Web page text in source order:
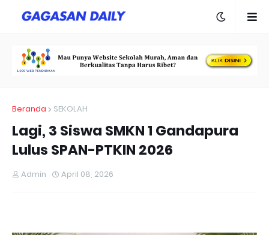
Beranda SEKOLAH
Lagi, 3 Siswa SMKN 1 Gandapura
Lulus SPAN-PTKIN 2026
Admin April 08, 2026